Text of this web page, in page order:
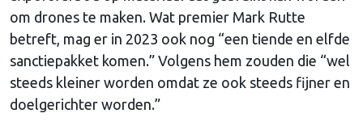
om drones te maken. Wat premier Mark Rutte
betreft, mag er in 2023 ook nog “een tiende en elfde
sanctiepakket komen.” Volgens hem zouden die “wel
steeds kleiner worden omdat ze ook steeds fijner en
doelgerichter worden.”